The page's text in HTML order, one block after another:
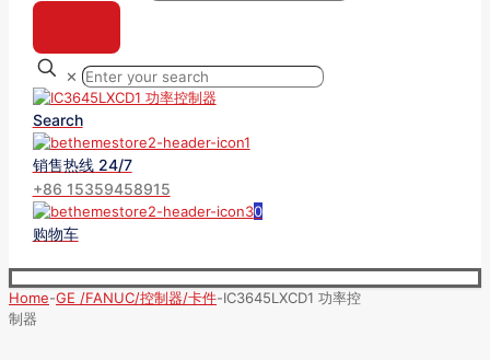
✕
Search
销售热线 24/7
+86 15359458915
0
购物车
Home-GE /FANUC/控制器/卡件-IC3645LXCD1 功率控
制器